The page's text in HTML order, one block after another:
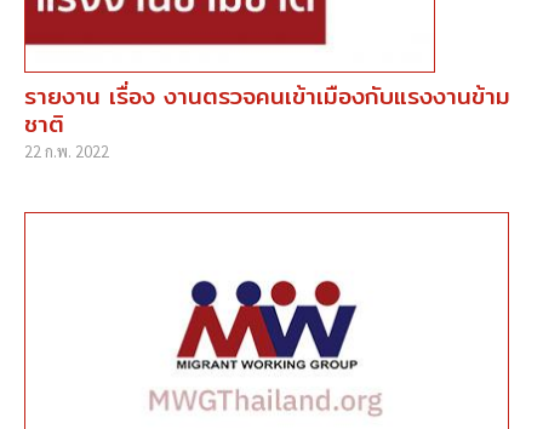
รายงาน เรื่อง งานตรวจคนเข้าเมืองกับแรงงานข้าม
ชาติ
22 ก.พ. 2022